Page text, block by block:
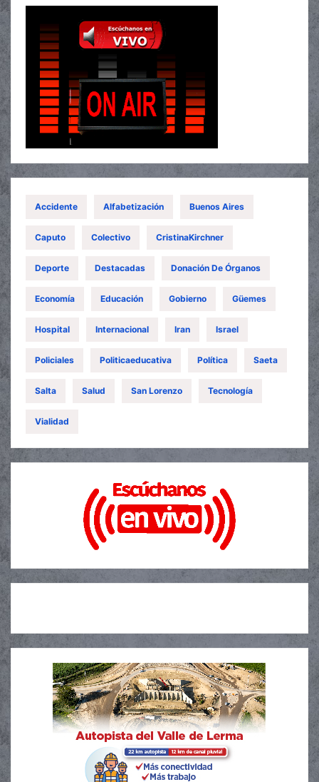
Accidente Alfabetización Buenos Aires
Caputo Colectivo CristinaKirchner
Deporte Destacadas Donación De Órganos
Economía Educación Gobierno Güemes
Hospital Internacional Iran Israel
Policiales Politicaeducativa Política Saeta
Salta Salud San Lorenzo Tecnología
Vialidad